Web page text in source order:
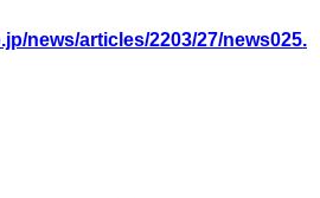
news/articles/2203/27/news025.